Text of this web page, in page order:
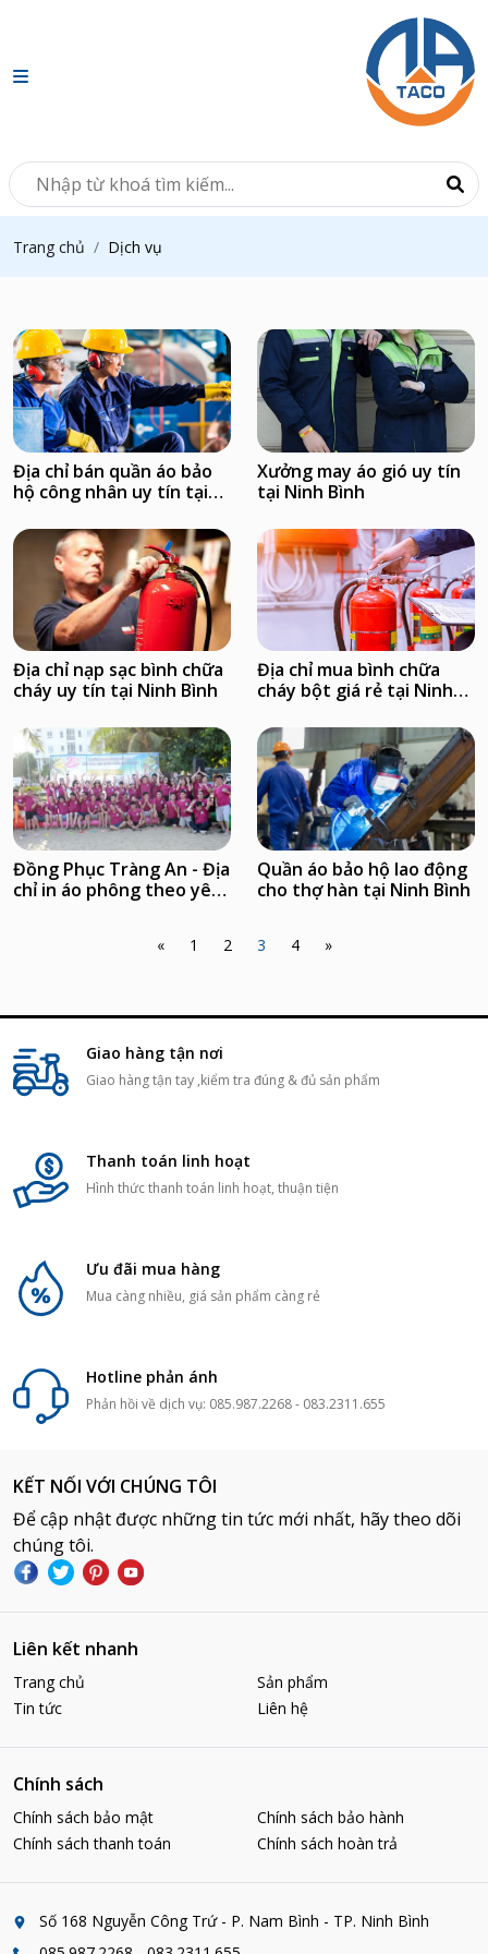
Trang chủ Dịch vụ
Địa chỉ bán quần áo bảo
hộ công nhân uy tín tại
Xưởng may áo gió uy tín
tại Ninh Bình
Địa chỉ nạp sạc bình chữa
cháy uy tín tại Ninh Bình
Địa chỉ mua bình chữa
cháy bột giá rẻ tại Ninh
Đồng Phục Tràng An - Địa
chỉ in áo phông theo yêu
Quần áo bảo hộ lao động
cho thợ hàn tại Ninh Bình
« 1 2 3 4 »
Giao hàng tận nơi
Giao hàng tận tay ,kiểm tra đúng & đủ sản phẩm
Thanh toán linh hoạt
Hình thức thanh toán linh hoạt, thuận tiện
Ưu đãi mua hàng
Mua càng nhiều, giá sản phẩm càng rẻ
Hotline phản ánh
Phản hồi về dịch vụ: 085.987.2268 - 083.2311.655
KẾT NỐI VỚI CHÚNG TÔI
Để cập nhật được những tin tức mới nhất, hãy theo dõi
chúng tôi.
Liên kết nhanh
Trang chủ
Sản phẩm
Tin tức
Liên hệ
Chính sách
Chính sách bảo mật
Chính sách bảo hành
Chính sách thanh toán
Chính sách hoàn trả
Số 168 Nguyễn Công Trứ - P. Nam Bình - TP. Ninh Bình